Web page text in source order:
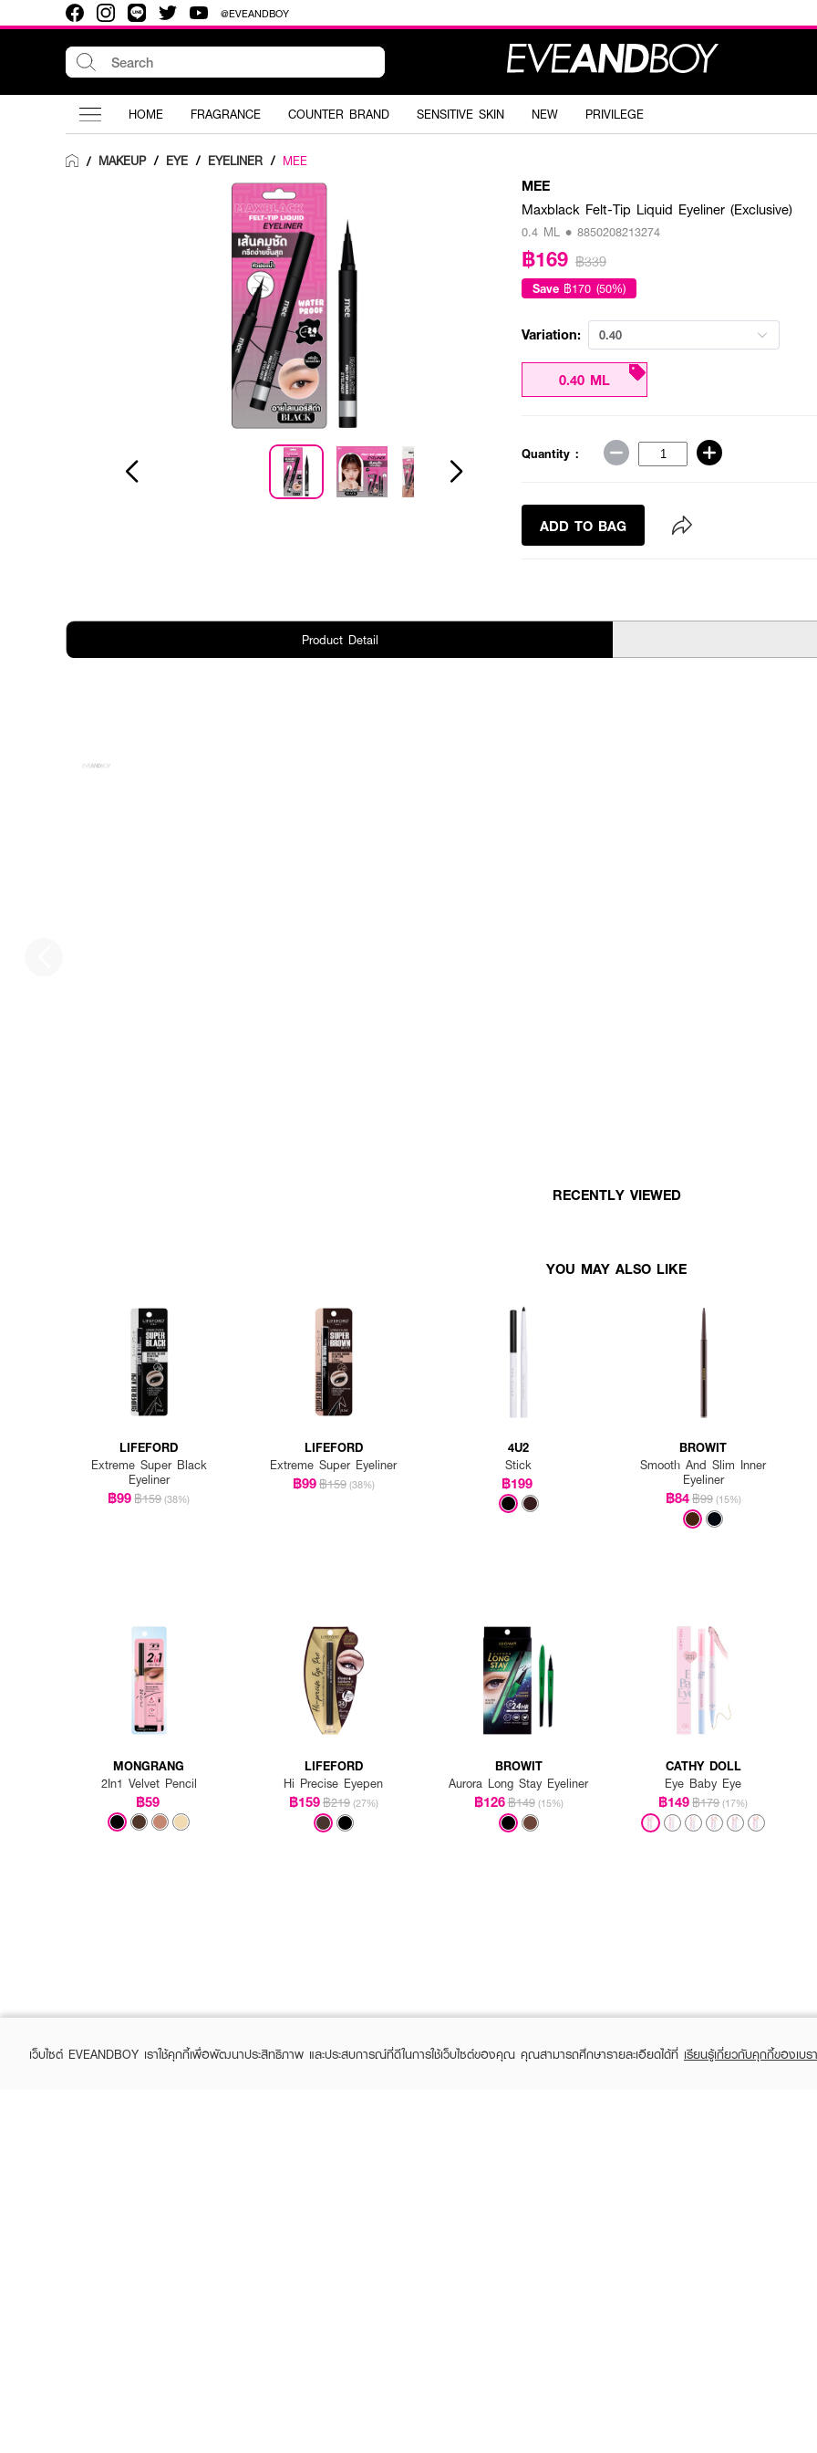
@EVEANDBOY
HOME FRAGRANCE COUNTER BRAND SENSITIVE SKIN NEW PRIVILEGE
/ MAKEUP / EYE / EYELINER / MEE
MEE
Maxblack Felt-Tip Liquid Eyeliner (Exclusive)
0.4 ML • 8850208213274
฿169 ฿339
Save ฿170 (50%)
Variation: 0.40
0.40 ML
Quantity :
ADD TO BAG
Product Detail
RECENTLY VIEWED
YOU MAY ALSO LIKE
LIFEFORD
Extreme Super Black
Eyeliner
฿99฿159 (38%)
LIFEFORD
Extreme Super Eyeliner
฿99฿159 (38%)
4U2
Stick
฿199
BROWIT
Smooth And Slim Inner
Eyeliner
฿84฿99 (15%)
MONGRANG
2In1 Velvet Pencil
฿59
LIFEFORD
Hi Precise Eyepen
฿159฿219 (27%)
BROWIT
Aurora Long Stay Eyeliner
฿126฿149 (15%)
CATHY DOLL
Eye Baby Eye
฿149฿179 (17%)
เว็บไซต์ EVEANDBOY เราใช้คุกกี้เพื่อพัฒนาประสิทธิภาพ และประสบการณ์ที่ดีในการใช้เว็บไซต์ของคุณ คุณสามารถศึกษารายละเอียดได้ที่ เรียนรู้เกี่ยวกับคุกกี้ของเบร